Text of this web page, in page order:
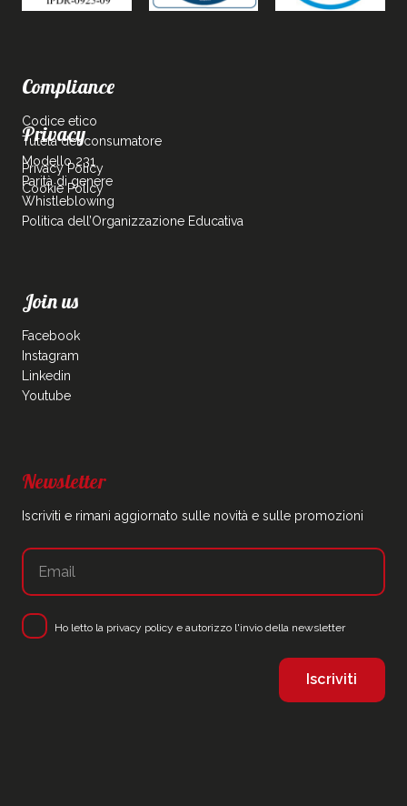
Compliance
Codice etico
Tutela del consumatore
Modello 231
Parità di genere
Whistleblowing
Politica dell’Organizzazione Educativa
Privacy
Privacy Policy
Cookie Policy
Join us
Facebook
Instagram
Linkedin
Youtube
Newsletter
Iscriviti e rimani aggiornato sulle novità e sulle promozioni
Ho letto la privacy policy e autorizzo l'invio della newsletter